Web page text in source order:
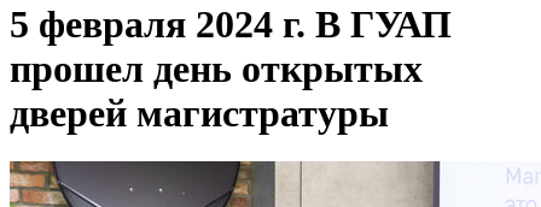
5 февраля 2024 г. В ГУАП
прошел день открытых
дверей магистратуры